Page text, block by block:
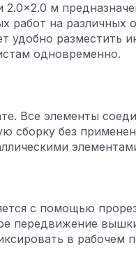
м
работ на различных
удобно разместить
одновременно.
Все элементы
сборку без
с помощью
передвижение
в рабочем